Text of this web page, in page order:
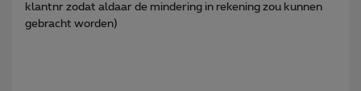
klantnr zodat aldaar de mindering in rekening zou kunnen
gebracht worden)